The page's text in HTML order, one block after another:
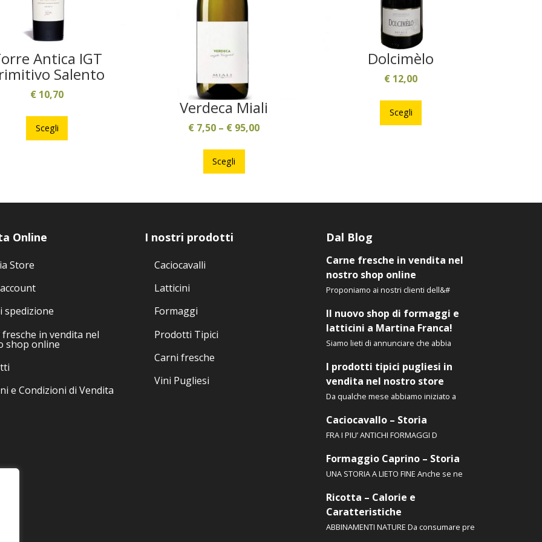
Antica IGT
Salento
€ 10,70
Scegli
Questo
ha
opzioni
Verdeca Miali
€ 7,50 – € 95,00
Scegli
Questo
ha
varianti.
Dolcimèlo
€ 12,00
Scegli
Questo
ha
pagina
prodotto
Online
Store
spedizione
fresche in vendita nel
shop online
e Condizioni di Vendita
I nostri prodotti
Caciocavalli
Latticini
Formaggi
Prodotti Tipici
Carni fresche
Vini Pugliesi
Dal Blog
Carne fresche in vendita nel
nostro shop online
Proponiamo ai nostri clienti dell&#
Il nuovo shop di formaggi e
latticini a Martina Franca!
Siamo lieti di annunciare che abbia
I prodotti tipici pugliesi in
vendita nel nostro store
Da qualche mese abbiamo iniziato a
Caciocavallo – Storia
FRA I PIU’ ANTICHI FORMAGGI D
Formaggio Caprino – Storia
UNA STORIA A LIETO FINE Anche se ne
Ricotta – Calorie e
Caratteristiche
ABBINAMENTI NATURE Da consumare pre